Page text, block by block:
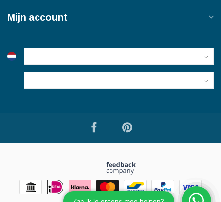
Mijn account